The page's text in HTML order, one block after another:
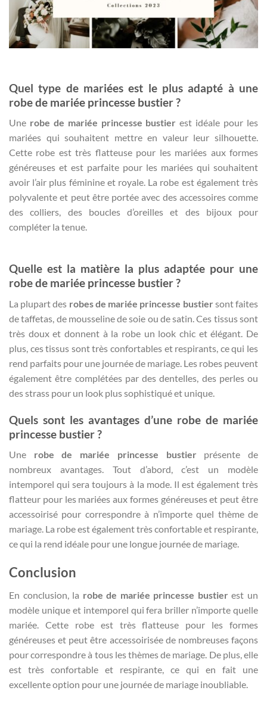
Quel type de mariées est le plus adapté à une
robe de mariée princesse bustier ?
Une robe de mariée princesse bustier est idéale pour les
mariées qui souhaitent mettre en valeur leur silhouette.
Cette robe est très flatteuse pour les mariées aux formes
généreuses et est parfaite pour les mariées qui souhaitent
avoir l’air plus féminine et royale. La robe est également très
polyvalente et peut être portée avec des accessoires comme
des colliers, des boucles d’oreilles et des bijoux pour
compléter la tenue.
Quelle est la matière la plus adaptée pour une
robe de mariée princesse bustier ?
La plupart des robes de mariée princesse bustier sont faites
de taffetas, de mousseline de soie ou de satin. Ces tissus sont
très doux et donnent à la robe un look chic et élégant. De
plus, ces tissus sont très confortables et respirants, ce qui les
rend parfaits pour une journée de mariage. Les robes peuvent
également être complétées par des dentelles, des perles ou
des strass pour un look plus sophistiqué et unique.
Quels sont les avantages d’une robe de mariée
princesse bustier ?
Une robe de mariée princesse bustier présente de
nombreux avantages. Tout d’abord, c’est un modèle
intemporel qui sera toujours à la mode. Il est également très
flatteur pour les mariées aux formes généreuses et peut être
accessoirisé pour correspondre à n’importe quel thème de
mariage. La robe est également très confortable et respirante,
ce qui la rend idéale pour une longue journée de mariage.
Conclusion
En conclusion, la robe de mariée princesse bustier est un
modèle unique et intemporel qui fera briller n’importe quelle
mariée. Cette robe est très flatteuse pour les formes
généreuses et peut être accessoirisée de nombreuses façons
pour correspondre à tous les thèmes de mariage. De plus, elle
est très confortable et respirante, ce qui en fait une
excellente option pour une journée de mariage inoubliable.